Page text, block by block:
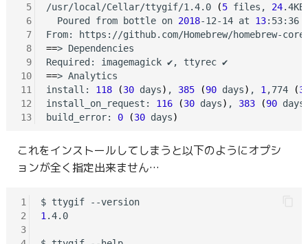
5
6
7
8
9
10
11
12
13
/usr/local/Cellar/ttygif/1.4.0
(5 files, 24.4KB
  Poured from bottle on
2018-12-14 at 13:53:36
==> Dependencies
Required: imagemagick ✔, ttyrec ✔
==> Analytics
install: 118 (30 days) , 385 (90 days) , 1 ,774 (
install_on_request: 116 (30 days) , 383 (90 days
build_error: 0 (30 days)
これをインストールしてしまうと以下のようにオプシ
ョンが全く指定出来ません…
1
2
3
$ ttygif --version
1 .4.0